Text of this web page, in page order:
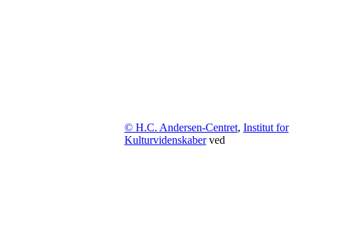
© H.C. Andersen-Centret, Institut for
Kulturvidenskaberved